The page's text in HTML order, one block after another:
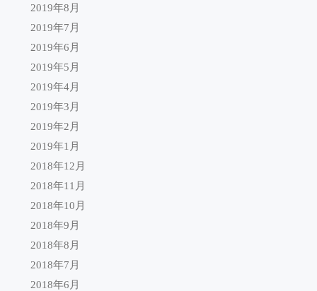
2019年8月
2019年7月
2019年6月
2019年5月
2019年4月
2019年3月
2019年2月
2019年1月
2018年12月
2018年11月
2018年10月
2018年9月
2018年8月
2018年7月
2018年6月